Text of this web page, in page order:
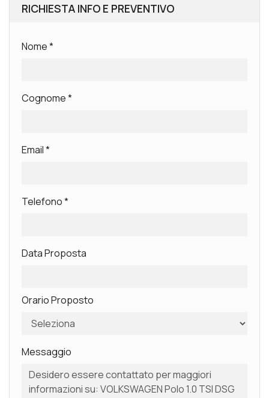
RICHIESTA INFO E PREVENTIVO
Nome*
Cognome*
Email*
Telefono*
Data Proposta
Orario Proposto
Messaggio